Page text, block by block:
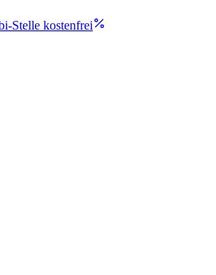
Stelle kostenfrei